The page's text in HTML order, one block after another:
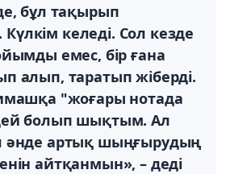
бұл тақырып
келеді. Сол кезде
емес, бір ғана
алып, таратып жіберді.
"жоғары нотада
болып шықтым. Ал
әнде артық шыңғырудың
айтқанмын», – деді